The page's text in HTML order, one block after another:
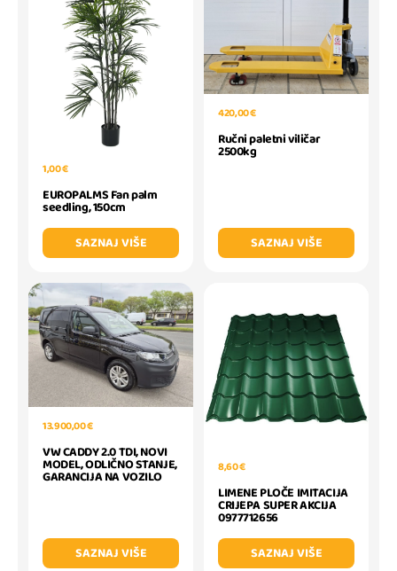
1,00 €
EUROPALMS Fan palm
seedling, 150cm
SAZNAJ VIŠE
420,00 €
Ručni paletni viličar
2500kg
SAZNAJ VIŠE
13.900,00 €
VW CADDY 2.0 TDI, NOVI
MODEL, ODLIČNO STANJE,
GARANCIJA NA VOZILO
SAZNAJ VIŠE
8,60 €
LIMENE PLOČE IMITACIJA
CRIJEPA SUPER AKCIJA
0977712656
SAZNAJ VIŠE